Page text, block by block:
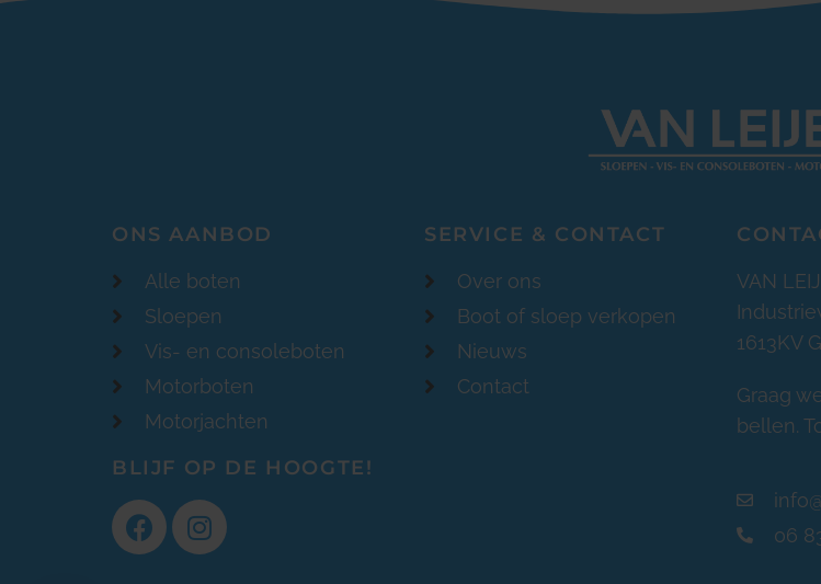
ONS AANBOD
Alle boten
Sloepen
Vis- en consoleboten
Motorboten
Motorjachten
BLIJF OP DE HOOGTE!
SERVICE & CONTACT
Over ons
Boot of sloep verkopen
Nieuws
Contact
VAN
1613KV
Graag
bellen.
06